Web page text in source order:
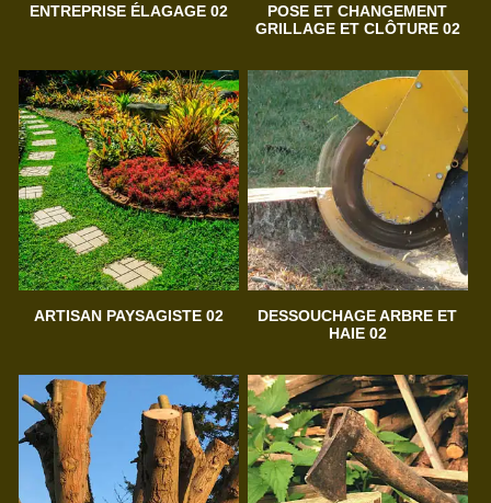
ENTREPRISE ÉLAGAGE 02
POSE ET CHANGEMENT
GRILLAGE ET CLÔTURE 02
ARTISAN PAYSAGISTE 02
DESSOUCHAGE ARBRE ET
HAIE 02